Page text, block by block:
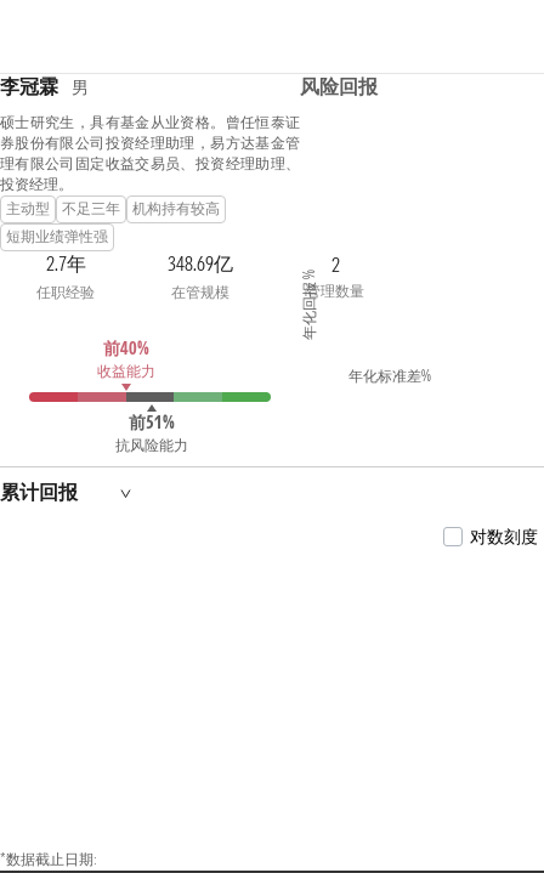
李冠霖 男
硕士研究生，具有基金从业资格。曾任恒泰证
券股份有限公司投资经理助理，易方达基金管
理有限公司固定收益交易员、投资经理助理、
投资经理。
主动型
不足三年
机构持有较高
短期业绩弹性强
2.7年
任职经验
348.69亿
在管规模
2
管理数量
前40%
收益能力
前51%
抗风险能力
风险回报
年化回报 %
年化标准差%
累计回报
对数刻度
*数据截止日期: